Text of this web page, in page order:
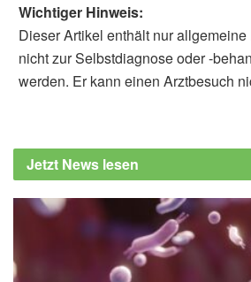
Wichtiger Hinweis:
Dieser Artikel enthält nur
nicht zur Selbstdiagnose oder -
werden. Er kann einen Arztbesuch
Jetzt News lesen